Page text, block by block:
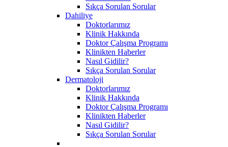
Sıkça Sorulan Sorular
Dahiliye
Doktorlarımız
Klinik Hakkında
Doktor Çalışma Programı
Klinikten Haberler
Nasıl Gidilir?
Sıkça Sorulan Sorular
Dermatoloji
Doktorlarımız
Klinik Hakkında
Doktor Çalışma Programı
Klinikten Haberler
Nasıl Gidilir?
Sıkça Sorulan Sorular